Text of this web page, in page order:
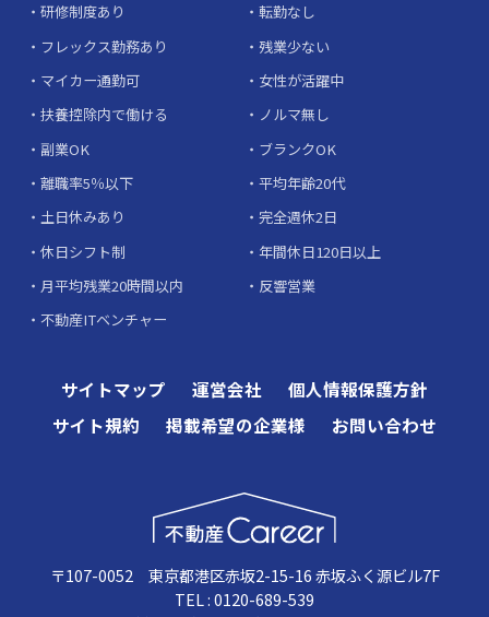
研修制度あり
転勤なし
フレックス勤務あり
残業少ない
マイカー通勤可
女性が活躍中
扶養控除内で働ける
ノルマ無し
副業OK
ブランクOK
離職率5％以下
平均年齢20代
土日休みあり
完全週休2日
休日シフト制
年間休日120日以上
月平均残業20時間以内
反響営業
不動産ITベンチャー
サイトマップ 運営会社
個人情報保護方針
サイト規約
掲載希望の企業様 お問い合わせ
〒107-0052 東京都港区赤坂2-15-16 赤坂ふく源ビル7F
TEL : 0120-689-539